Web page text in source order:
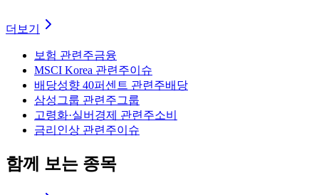
더보기
보험 관련주금융
MSCI Korea 관련주이슈
배당성향 40퍼센트 관련주배당
삼성그룹 관련주그룹
고령화·실버경제 관련주소비
금리인상 관련주이슈
함께 보는 종목